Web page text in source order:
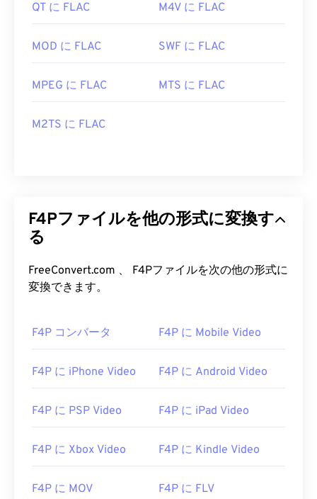
QT に FLAC M4V に FLAC
MOD に FLAC SWF に FLAC
MPEG に FLAC MTS に FLAC
M2TS に FLAC
F4Pファイルを他の形式に変換す
る
FreeConvert.com 、 F4Pファイルを次の他の形式に
変換できます。
F4P コンバータ F4P に Mobile Video
F4P に iPhone Video F4P に Android Video
F4P に PSP Video F4P に iPad Video
F4P に Xbox Video F4P に Kindle Video
F4P に MOV F4P に FLV